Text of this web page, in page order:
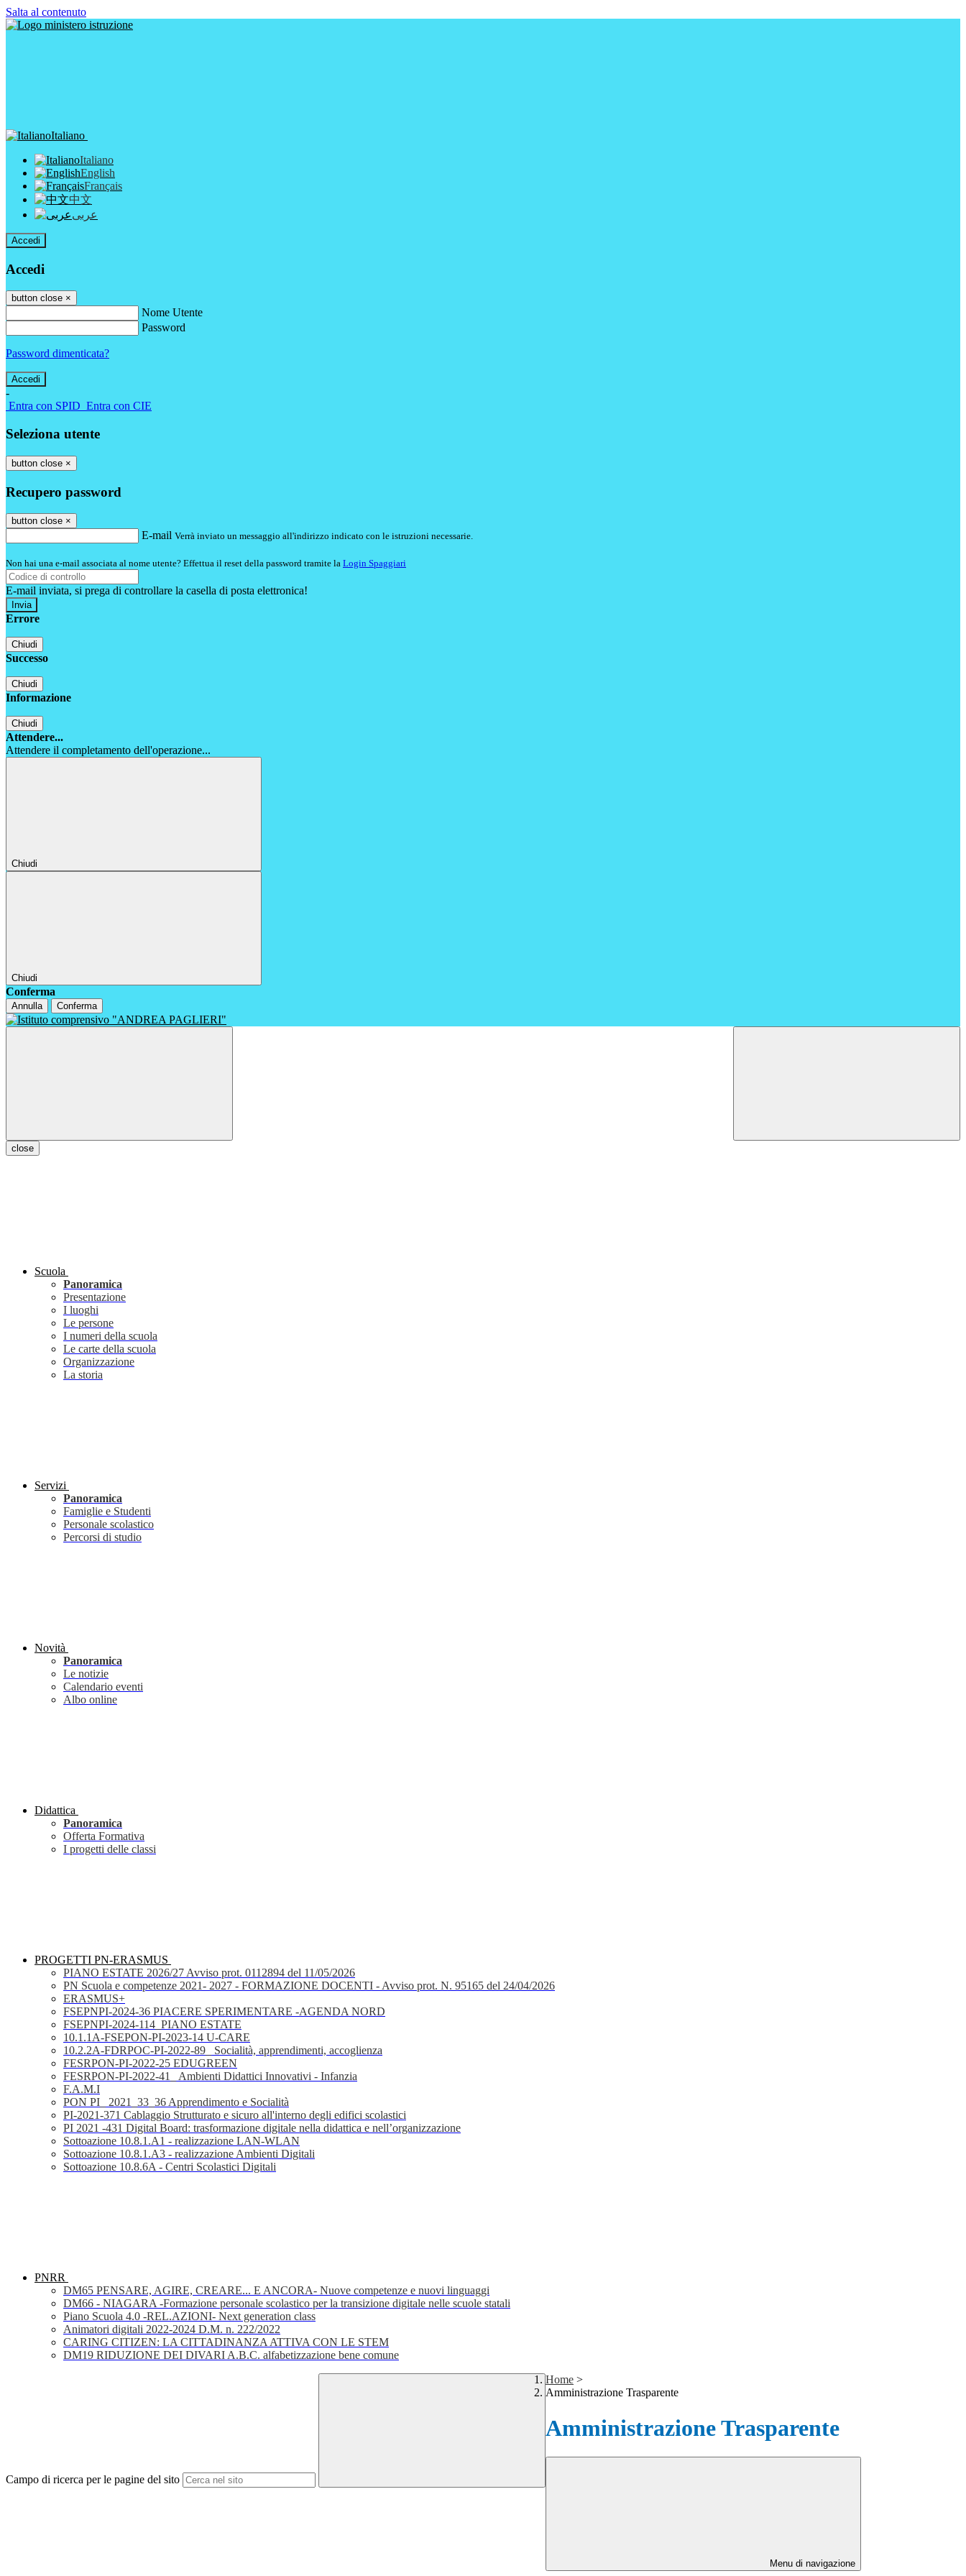
Salta al contenuto
Italiano
Italiano
English
Français
中文
عربى
Accedi
Accedi
button close ×
Nome Utente
Password
Password dimenticata?
-
Entra con SPID Entra con CIE
Seleziona utente
button close ×
Recupero password
button close ×
E-mail Verrà inviato un messaggio all'indirizzo indicato con le istruzioni necessarie.
Non hai una e-mail associata al nome utente? Effettua il reset della password tramite la Login Spaggiari
E-mail inviata, si prega di controllare la casella di posta elettronica!
Errore
Chiudi
Successo
Chiudi
Informazione
Chiudi
Attendere...
Attendere il completamento dell'operazione...
Chiudi
Chiudi
Conferma
Annulla Conferma
close
Scuola
Panoramica
Presentazione
I luoghi
Le persone
I numeri della scuola
Le carte della scuola
Organizzazione
La storia
Servizi
Panoramica
Famiglie e Studenti
Personale scolastico
Percorsi di studio
Novità
Panoramica
Le notizie
Calendario eventi
Albo online
Didattica
Panoramica
Offerta Formativa
I progetti delle classi
PROGETTI PN-ERASMUS
PIANO ESTATE 2026/27 Avviso prot. 0112894 del 11/05/2026
PN Scuola e competenze 2021- 2027 - FORMAZIONE DOCENTI - Avviso prot. N. 95165 del 24/04/2026
ERASMUS+
FSEPNPI-2024-36 PIACERE SPERIMENTARE -AGENDA NORD
FSEPNPI-2024-114_PIANO ESTATE
10.1.1A-FSEPON-PI-2023-14 U-CARE
10.2.2A-FDRPOC-PI-2022-89_ Socialità, apprendimenti, accoglienza
FESRPON-PI-2022-25 EDUGREEN
FESRPON-PI-2022-41_ Ambienti Didattici Innovativi - Infanzia
F.A.M.I
PON PI_ 2021_33_36 Apprendimento e Socialità
PI-2021-371 Cablaggio Strutturato e sicuro all'interno degli edifici scolastici
PI 2021 -431 Digital Board: trasformazione digitale nella didattica e nell’organizzazione
Sottoazione 10.8.1.A1 - realizzazione LAN-WLAN
Sottoazione 10.8.1.A3 - realizzazione Ambienti Digitali
Sottoazione 10.8.6A - Centri Scolastici Digitali
PNRR
DM65 PENSARE, AGIRE, CREARE... E ANCORA- Nuove competenze e nuovi linguaggi
DM66 - NIAGARA -Formazione personale scolastico per la transizione digitale nelle scuole statali
Piano Scuola 4.0 -REL.AZIONI- Next generation class
Animatori digitali 2022-2024 D.M. n. 222/2022
CARING CITIZEN: LA CITTADINANZA ATTIVA CON LE STEM
DM19 RIDUZIONE DEI DIVARI A.B.C. alfabetizzazione bene comune
Campo di ricerca per le pagine del sito
Home >
Amministrazione Trasparente
Amministrazione Trasparente
Menu di navigazione